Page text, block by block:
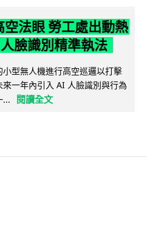
法眼 勞工處出動熱
臉識別精準執法
型無人機進行高空巡邏以打擊
一年內引入 AI 人臉識別與行為
...
閱讀全文